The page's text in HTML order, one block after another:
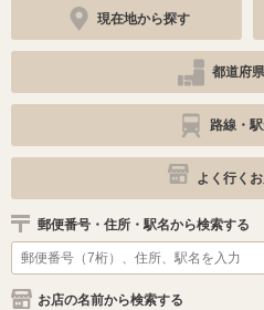
現在地から探す
都道府
路線・
よく行く
郵便番号・住所・駅名から検索する
お店の名前から検索する